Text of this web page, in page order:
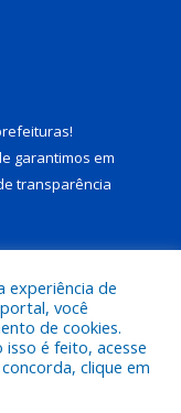
!
garantimos em
transparência
Municipal de Juruti.
experiência de
você
de cookies.
é feito, acesse
concorda, clique em